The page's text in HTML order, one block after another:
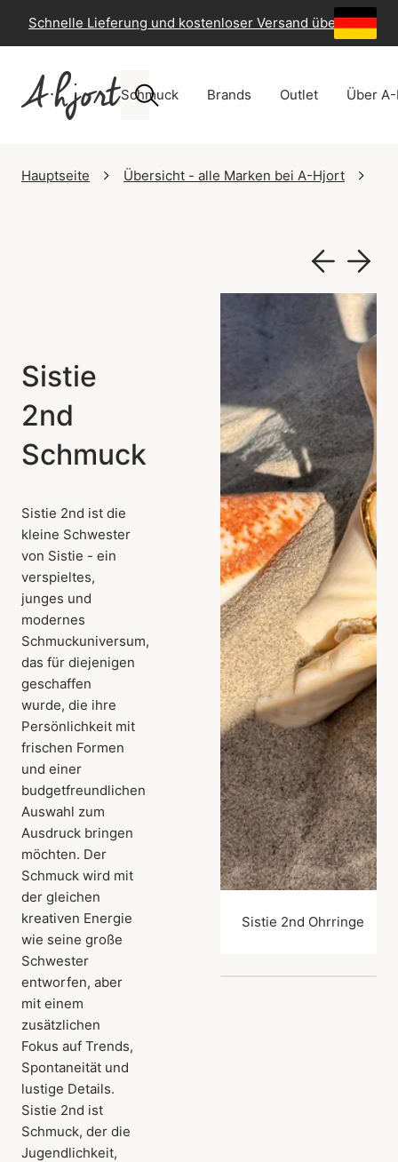
Schnelle Lieferung und kostenloser Versand über 49 €
Schmuck Brands Outlet Über
Hauptseite Übersicht - alle Marken bei A-Hjort
Sistie
2nd
Schmuck
Sistie 2nd ist die
kleine Schwester
von Sistie - ein
verspieltes,
junges und
modernes
Schmuckuniversum,
das für diejenigen
geschaffen
wurde, die ihre
Persönlichkeit mit
frischen Formen
und einer
budgetfreundlichen
Auswahl zum
Ausdruck bringen
möchten. Der
Schmuck wird mit
der gleichen
kreativen Energie
wie seine große
Schwester
entworfen, aber
mit einem
zusätzlichen
Fokus auf Trends,
Spontaneität und
lustige Details.
Sistie 2nd ist
Schmuck, der die
Jugendlichkeit,
Sistie 2nd Ohrringe